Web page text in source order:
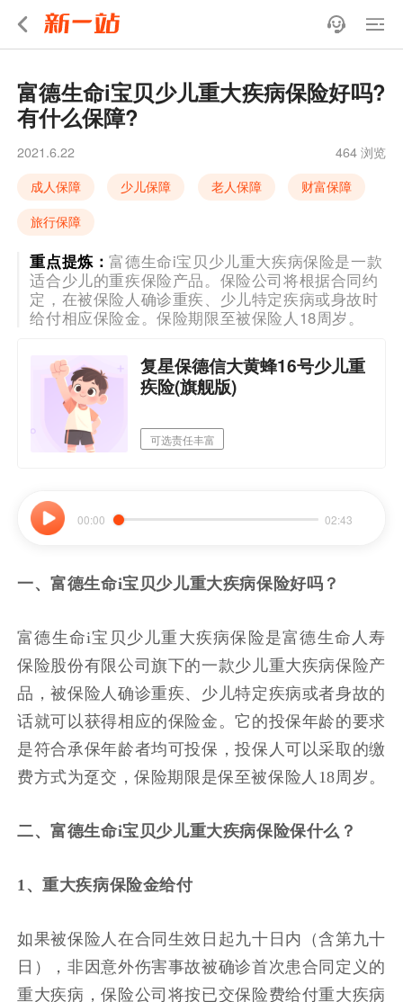
富德生命i宝贝少儿重大疾病保险好吗?
有什么保障?
2021.6.22
464 浏览
成人保障
少儿保障 老人保障
财富保障
旅行保障
重点提炼：富德生命i宝贝少儿重大疾病保险是一款
适合少儿的重疾保险产品。保险公司将根据合同约
定，在被保险人确诊重疾、少儿特定疾病或身故时
给付相应保险金。保险期限至被保险人18周岁。
复星保德信大黄蜂16号少儿重
疾险(旗舰版)
可选责任丰富
00:00 02:43
一、富德生命i宝贝少儿重大疾病保险好吗？
富德生命i宝贝少儿重大疾病保险是富德生命人寿
保险股份有限公司旗下的一款少儿重大疾病保险产
品，被保险人确诊重疾、少儿特定疾病或者身故的
话就可以获得相应的保险金。它的投保年龄的要求
是符合承保年龄者均可投保，投保人可以采取的缴
费方式为趸交，保险期限是保至被保险人18周岁。
二、富德生命i宝贝少儿重大疾病保险保什么？
1、重大疾病保险金给付
如果被保险人 在合同生效日起九十日内（含第九十
日），非因意外伤害事故被确诊首次患合同定义的
重大疾病，保险公司将按已交保险费给付重大疾病